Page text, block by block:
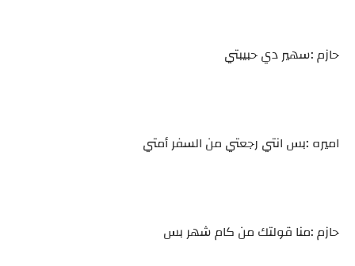
حازم :سهير دي حبيبتي
اميره :بس انتي رجعتي من السفر أمتي
حازم :منا قولتك من كام شهر بس